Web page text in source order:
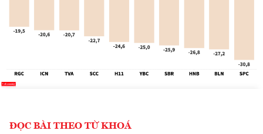
ĐỌC BÀI THEO TỪ KHOÁ